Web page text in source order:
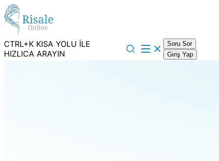
CTRL+K KISA YOLU İLE
HIZLICA ARAYIN
Soru Sor
Giriş Yap